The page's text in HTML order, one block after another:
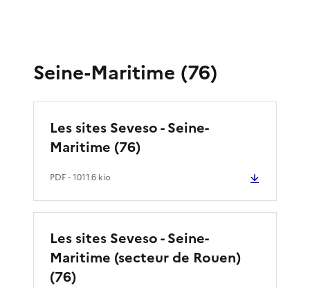
Seine-Maritime (76)
Les sites Seveso - Seine-
Maritime (76)
PDF- 1011.6 kio
Les sites Seveso - Seine-
Maritime (secteur de Rouen)
(76)